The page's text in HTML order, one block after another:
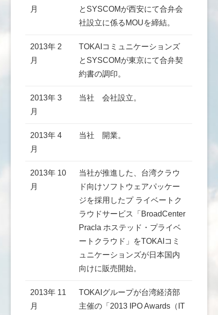
月
とSYSCOMが西安にて合弁会
社設立に係るMOUを締結。
2013年 2
月
TOKAIコミュニケーションズ
とSYSCOMが東京にて合弁契
約書の調印。
2013年 3
月
当社 会社設立。
2013年 4
月
当社 開業。
2013年 10
月
当社が推進した、台湾クラウ
ド向けソフトウェアパッケー
ジを採用したプ ライベートク
ラウドサービス「BroadCenter
Pracla ホステッド・プライベ
ートクラウド」をTOKAIコミ
ュニケーションズが日本国内
向けに販売開始。
2013年 11
月
TOKAIグループが台湾経済部
主催の「2013 IPO Awards（IT